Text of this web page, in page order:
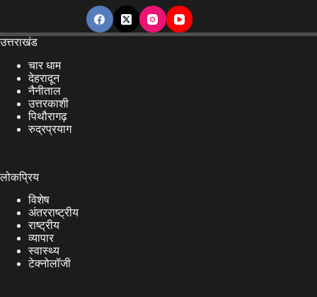
उत्तराखंड
चार धाम
देहरादून
नैनीताल
उत्तरकाशी
पिथौरागढ़
रुद्रप्रयाग
लोकप्रिय
विशेष
अंतरराष्ट्रीय
राष्ट्रीय
व्यापार
स्वास्थ्य
टेक्नोलॉजी